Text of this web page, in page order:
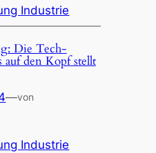
Industrie
Die Tech-
auf den Kopf stellt
—von
Industrie